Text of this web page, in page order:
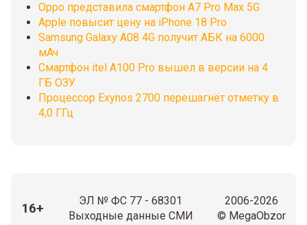
Oppo представила смартфон A7 Pro Max 5G
Apple повысит цену на iPhone 18 Pro
Samsung Galaxy A08 4G получит АБК на 6000
мАч
Смартфон itel A100 Pro вышел в версии на 4
ГБ ОЗУ
Процессор Exynos 2700 перешагнёт отметку в
4,0 ГГц
16+
ЭЛ № ФС 77 - 68301
Выходные данные СМИ
2006-2026
© MegaObzor